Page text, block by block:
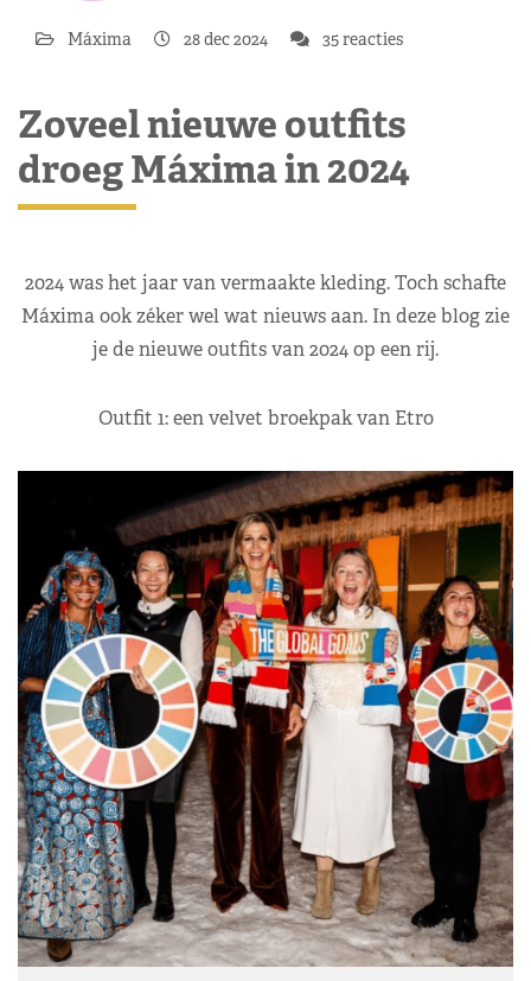
Máxima 28 dec 2024 35 reacties
Zoveel nieuwe outfits
droeg Máxima in 2024
2024 was het jaar van vermaakte kleding. Toch schafte
Máxima ook zéker wel wat nieuws aan. In deze blog zie
je de nieuwe outfits van 2024 op een rij.
Outfit 1: een velvet broekpak van Etro